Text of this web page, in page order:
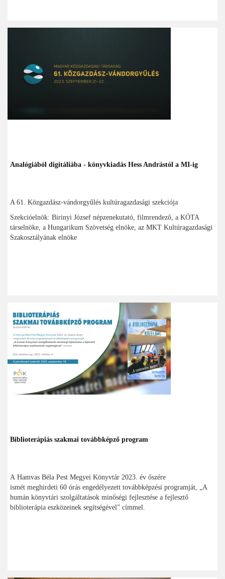
Analógiából digitáliába - könyvkiadás Hess Andrástól a MI-ig
A 61. Közgazdász-vándorgyűlés kultúragazdasági szekciója
Szekcióelnök: Birinyi József népzenekutató, filmrendező, a KÓTA
társelnöke, a Hungarikum Szövetség elnöke, az MKT Kultúragazdasági
Szakosztályának elnöke
Biblioterápiás szakmai továbbképző program
A Hamvas Béla Pest Megyei Könyvtár 2023. év őszére
ismét meghirdeti 60 órás engedélyezett továbbképzési programját, „A
humán könyvtári szolgáltatások minőségi fejlesztése a fejlesztő
biblioterápia eszközeinek segítségével” címmel.